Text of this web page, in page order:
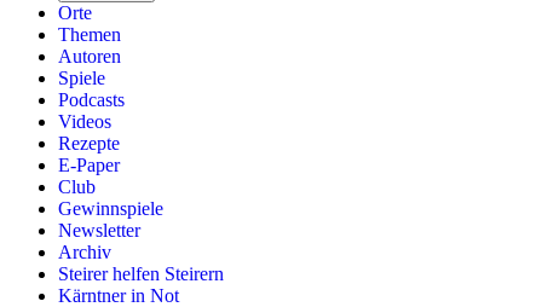
Orte
Themen
Autoren
Spiele
Podcasts
Videos
Rezepte
E-Paper
Club
Gewinnspiele
Newsletter
Archiv
Steirer helfen Steirern
Kärntner in Not